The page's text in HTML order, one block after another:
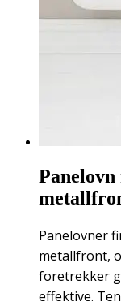
Panelovn
Panelovner
metallfront,
foretrekker
effektive.